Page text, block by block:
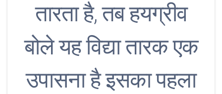
तारता है, तब हयग्रीव
बोले यह विद्या तारक एक
उपासना है इसका पहला